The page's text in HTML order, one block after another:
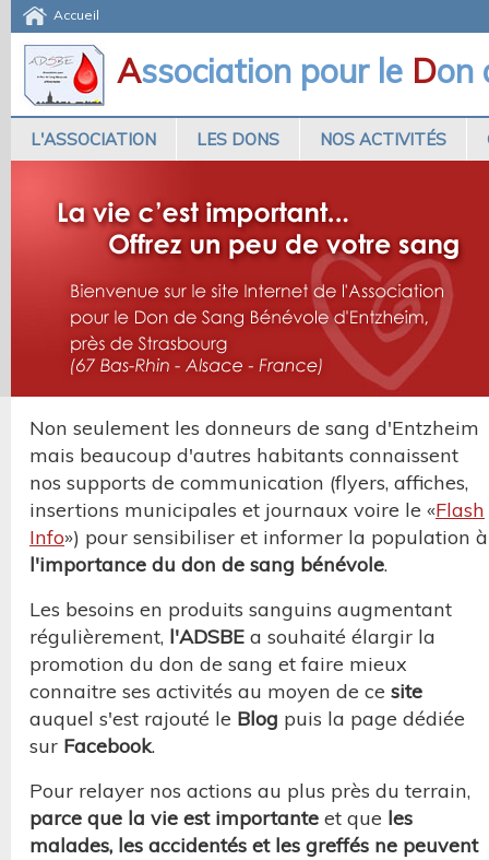
Accueil
Association pour le Don
L'ASSOCIATION LES DONS NOS ACTIVITÉS
Non seulement les donneurs de sang d'Entzheim
mais beaucoup d'autres habitants connaissent
nos supports de communication (flyers, affiches,
insertions municipales et journaux voire le «Flash
Info») pour sensibiliser et informer la population à
l'importance du don de sang bénévole.
Les besoins en produits sanguins augmentant
régulièrement, l'ADSBE a souhaité élargir la
promotion du don de sang et faire mieux
connaitre ses activités au moyen de ce site
auquel s'est rajouté le Blog puis la page dédiée
sur Facebook.
Pour relayer nos actions au plus près du terrain,
parce que la vie est importante et que les
malades, les accidentés et les greffés ne peuvent